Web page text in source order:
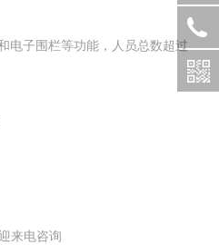
电子围栏等功能，人员总数超过
来电咨询